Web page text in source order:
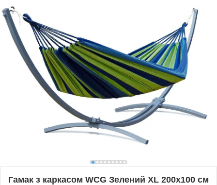
Гамак з каркасом WCG Зелений XL 200x100 см